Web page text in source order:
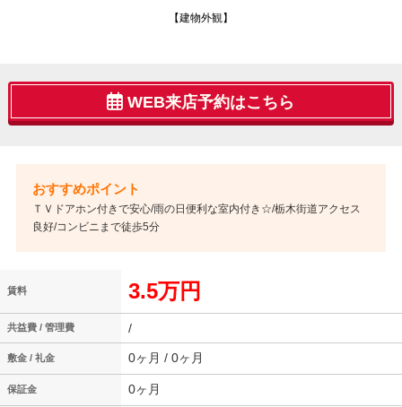
【建物外観】
WEB来店予約はこちら
ＴＶドアホン付きで安心/雨の日便利な室内付き☆/栃木街道アクセス
良好/コンビニまで徒歩5分
賃料 3.5万円
共益費 / 管理費 /
敷金 / 礼金 0ヶ月 / 0ヶ月
保証金 0ヶ月